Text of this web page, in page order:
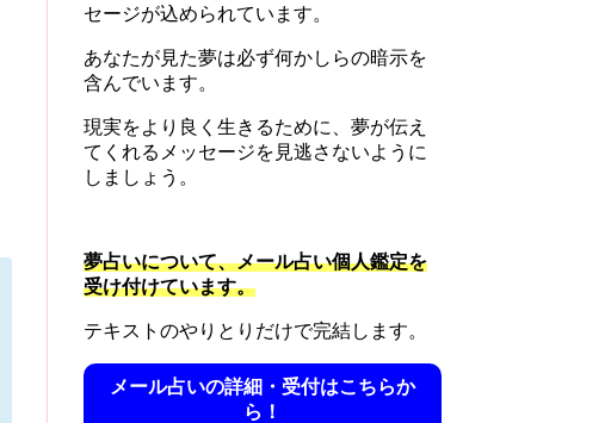
セージが込められています。
あなたが見た夢は必ず何かしらの暗示を
含んでいます。
現実をより良く生きるために、夢が伝え
てくれるメッセージを見逃さないように
しましょう。
夢占いについて、メール占い個人鑑定を
受け付けています。
テキストのやりとりだけで完結します。
メール占いの詳細・受付はこちらか
ら！